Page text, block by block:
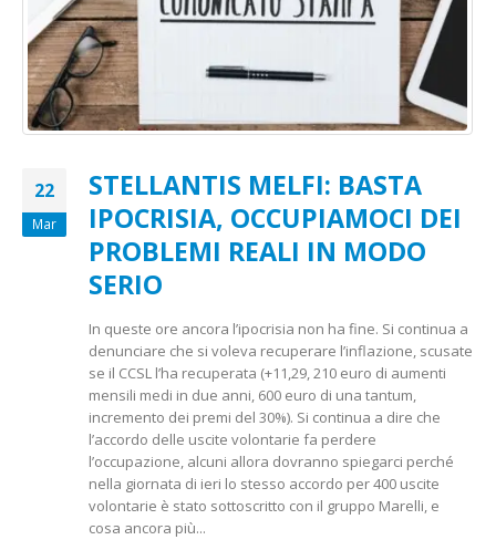
22
Mar
STELLANTIS MELFI: BASTA
IPOCRISIA, OCCUPIAMOCI DEI
PROBLEMI REALI IN MODO
SERIO
In queste ore ancora l’ipocrisia non ha fine. Si continua a
denunciare che si voleva recuperare l’inflazione, scusate
se il CCSL l’ha recuperata (+11,29, 210 euro di aumenti
mensili medi in due anni, 600 euro di una tantum,
incremento dei premi del 30%). Si continua a dire che
l’accordo delle uscite volontarie fa perdere
l’occupazione, alcuni allora dovranno spiegarci perché
nella giornata di ieri lo stesso accordo per 400 uscite
volontarie è stato sottoscritto con il gruppo Marelli, e
cosa ancora più...